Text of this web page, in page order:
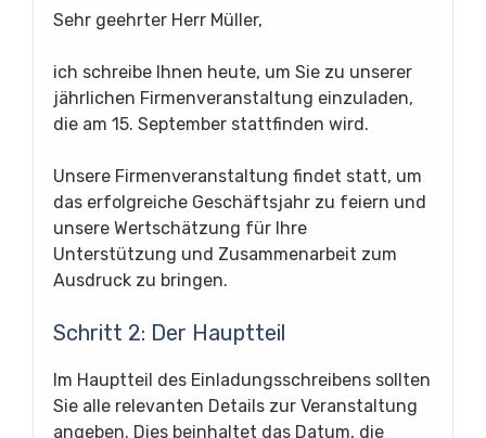
Sehr geehrter Herr Müller,
ich schreibe Ihnen heute, um Sie zu unserer
jährlichen Firmenveranstaltung einzuladen,
die am 15. September stattfinden wird.
Unsere Firmenveranstaltung findet statt, um
das erfolgreiche Geschäftsjahr zu feiern und
unsere Wertschätzung für Ihre
Unterstützung und Zusammenarbeit zum
Ausdruck zu bringen.
Schritt 2: Der Hauptteil
Im Hauptteil des Einladungsschreibens sollten
Sie alle relevanten Details zur Veranstaltung
angeben. Dies beinhaltet das Datum, die